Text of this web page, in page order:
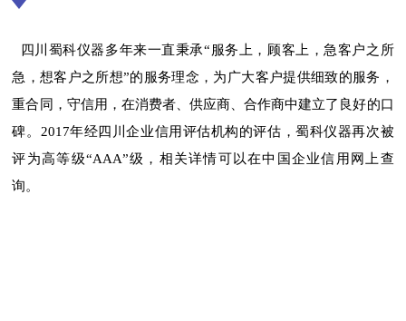
四川蜀科仪器多年来一直秉承“服务上，顾客上，急客户之所
急，想客户之所想”的服务理念，为广大客户提供细致的服务，
重合同，守信用，在消费者、供应商、合作商中建立了良好的口
碑。2017年经四川企业信用评估机构的评估，蜀科仪器再次被
评为高等级“AAA”级，相关详情可以在中国企业信用网上查
询。